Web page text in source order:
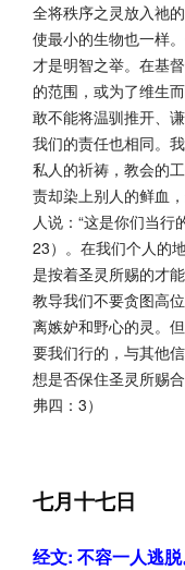
全将秩序之灵放入祂
使最小的生物也一样
才是明智之举。在基
的范围，或为了维生
敢不能将温驯推开、
我们的责任也相同。
私人的祈祷，教会的
责却染上别人的鲜血
人说：“这是你们当行
23）。在我们个人的
是按着圣灵所赐的才
教导我们不要贪图高
离嫉妒和野心的灵。
要我们行的，与其他
想是否保住圣灵所赐
弗四：3）
七月十七日
经文: 不容一人逃